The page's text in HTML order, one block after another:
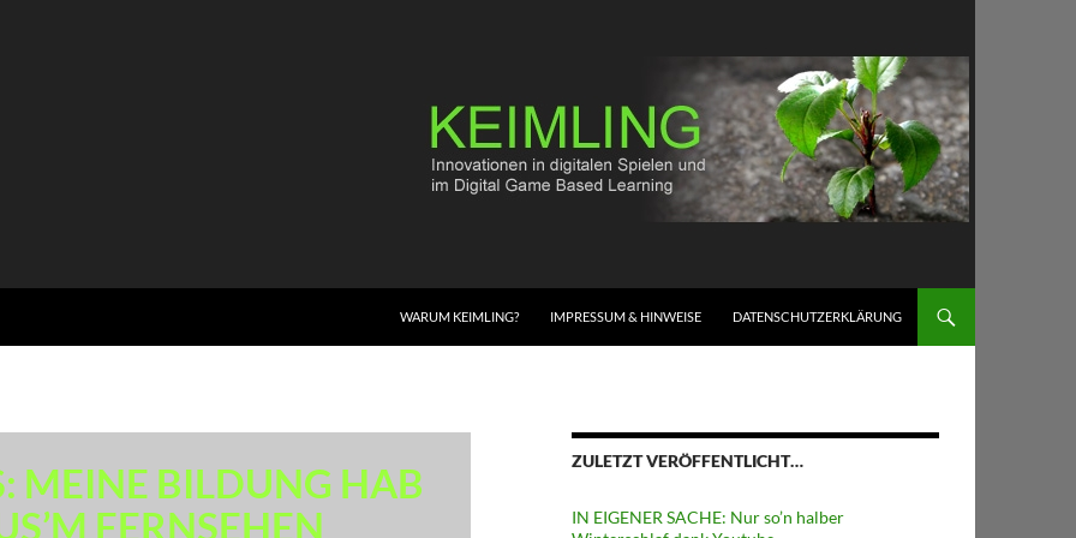
WARUM KEIMLING? IMPRESSUM & HINWEISE DATENSCHUTZERKLÄRUNG
MEINE BILDUNG HAB
FERNSEHEN
ZULETZT VERÖFFENTLICHT…
IN EIGENER SACHE: Nur so’n halber